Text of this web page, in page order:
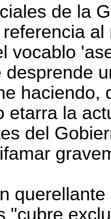
de la
vocablo
desprende
haciendo,
etarra la
del
"cubre